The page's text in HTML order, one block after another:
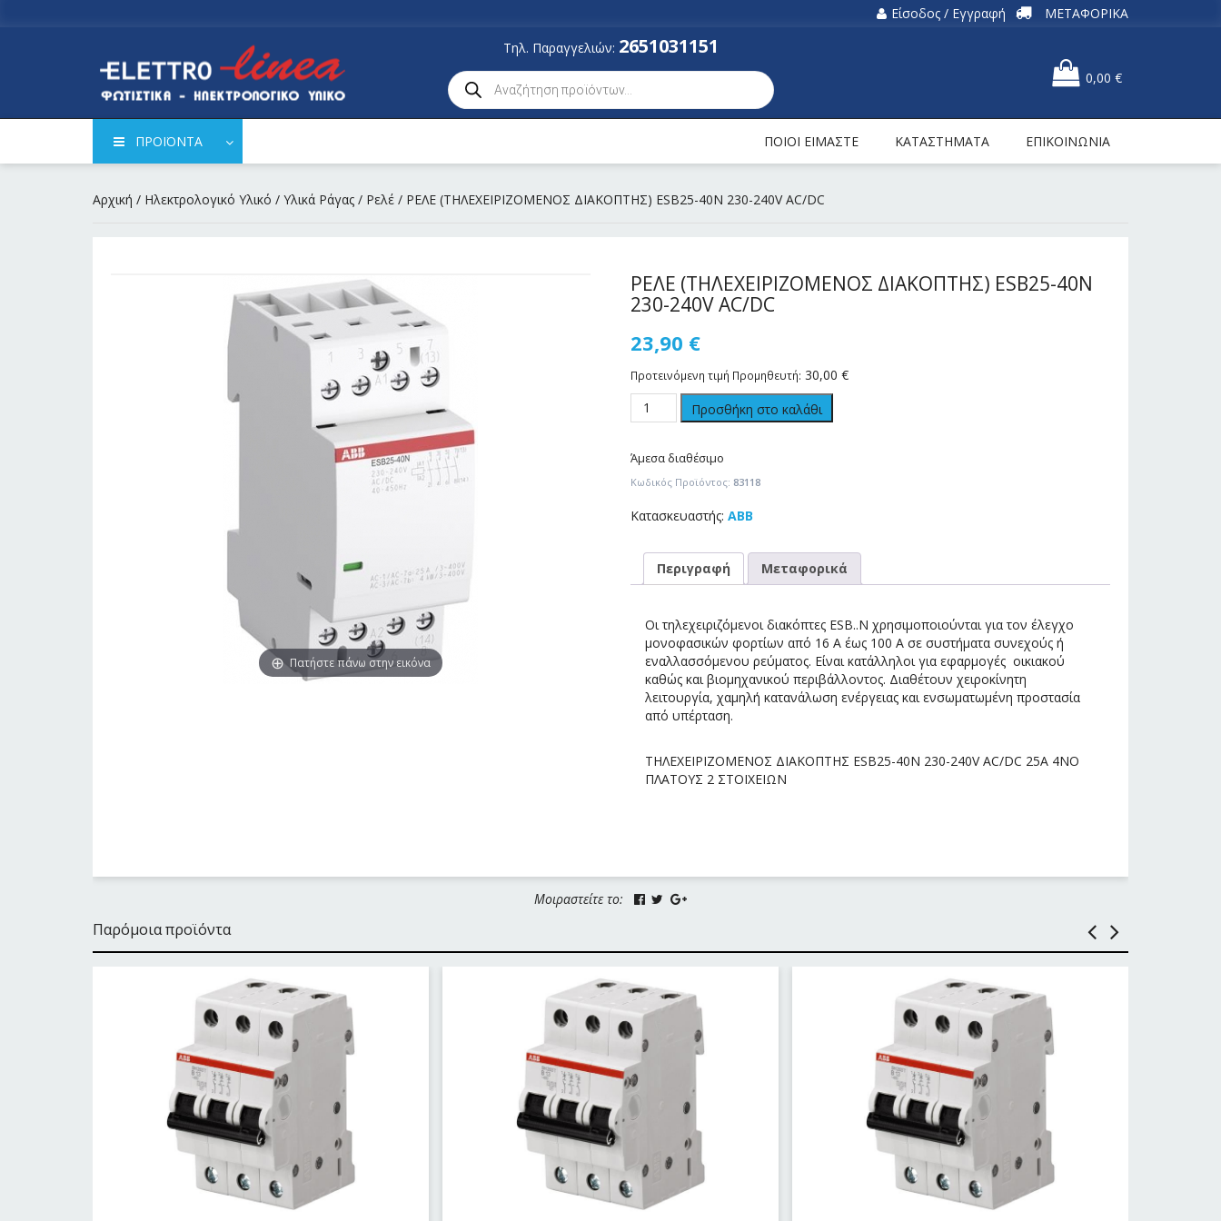
Είσοδος / Εγγραφή
ΜΕΤΑΦΟΡΙΚΑ
Τηλ. Παραγγελιών: 2651031151
0,00 €
ΠΡΟΪΟΝΤΑ ΠΟΙΟΙ ΕΙΜΑΣΤΕ ΚΑΤΑΣΤΗΜΑΤΑ ΕΠΙΚΟΙΝΩΝΙΑ
Αρχική / Ηλεκτρολογικό Υλικό / Υλικά Ράγας / Ρελέ / ΡΕΛΕ (ΤΗΛΕΧΕΙΡΙΖΟΜΕΝΟΣ ΔΙΑΚΟΠΤΗΣ) ESB25-40N 230-240V AC/DC
Πατήστε πάνω στην εικόνα
ΡΕΛΕ (ΤΗΛΕΧΕΙΡΙΖΟΜΕΝΟΣ ΔΙΑΚΟΠΤΗΣ) ESB25-40N
230-240V AC/DC
23,90 €
Προτεινόμενη τιμή Προμηθευτή: 30,00 €
Προσθήκη στο καλάθι
Άμεσα διαθέσιμο
Κωδικός Προϊόντος: 83118
Κατασκευαστής: ABB
Περιγραφή Μεταφορικά
Οι τηλεχειριζόμενοι διακόπτες ESB..N χρησιμοποιούνται για τον έλεγχο
μονοφασικών φορτίων από 16 Α έως 100 Α σε συστήματα συνεχούς ή
εναλλασσόμενου ρεύματος. Είναι κατάλληλοι για εφαρμογές οικιακού
καθώς και βιομηχανικού περιβάλλοντος. Διαθέτουν χειροκίνητη
λειτουργία, χαμηλή κατανάλωση ενέργειας και ενσωματωμένη προστασία
από υπέρταση.
ΤΗΛΕΧΕΙΡΙΖΟΜΕΝΟΣ ΔΙΑΚΟΠΤΗΣ ESB25-40N 230-240V AC/DC 25A 4NO
ΠΛΑΤΟΥΣ 2 ΣΤΟΙΧΕΙΩΝ
Μοιραστείτε το:
Παρόμοια προϊόντα